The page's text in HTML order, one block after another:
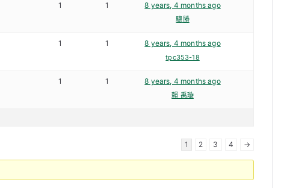
1 1 8 years, 4 months ago
驄勝
1 1 8 years, 4 months ago
tpc353-18
1 1 8 years, 4 months ago
賴 禹璇
1 2 3 4 →